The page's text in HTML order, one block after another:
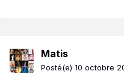
Matis
Posté(e) 10 octobre